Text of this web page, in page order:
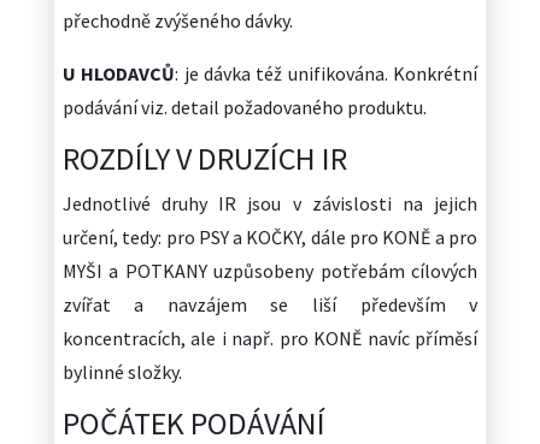
přechodně zvýšeného dávky.
U HLODAVCŮ: je dávka též unifikována. Konkrétní
podávání viz. detail požadovaného produktu.
ROZDÍLY V DRUZÍCH IR
Jednotlivé druhy IR jsou v závislosti na jejich
určení, tedy: pro PSY a KOČKY, dále pro KONĚ a pro
MYŠI a POTKANY uzpůsobeny potřebám cílových
zvířat a navzájem se liší především v
koncentracích, ale i např. pro KONĚ navíc příměsí
bylinné složky.
POČÁTEK PODÁVÁNÍ